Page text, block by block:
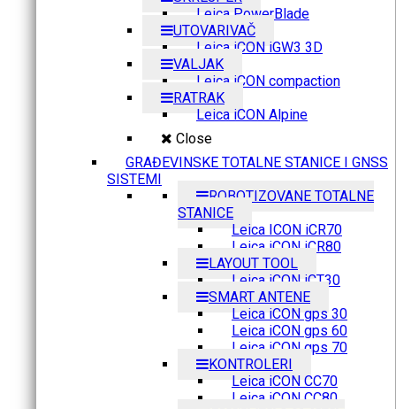
Leica PowerBlade
UTOVARIVAČ
Leica iCON iGW3 3D
VALJAK
Leica iCON compaction
RATRAK
Leica iCON Alpine
Close
GRAĐEVINSKE TOTALNE STANICE I GNSS
SISTEMI
ROBOTIZOVANE TOTALNE
STANICE
Leica ICON iCR70
Leica iCON iCR80
LAYOUT TOOL
Leica iCON iCT30
SMART ANTENE
Leica iCON gps 30
Leica iCON gps 60
Leica iCON gps 70
KONTROLERI
Leica iCON CC70
Leica iCON CC80